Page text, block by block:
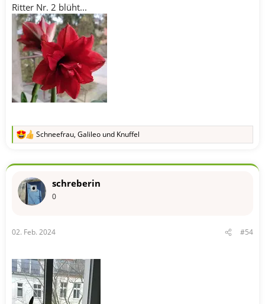
Ritter Nr. 2 blüht...
R
k
o
:
Schneefrau, Galileo und Knuffel
schreberin
0
02. Feb. 2024 #54